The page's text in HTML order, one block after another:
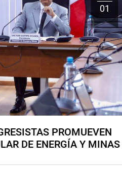
01
PROMUEVEN
DE ENERGÍA Y MINAS